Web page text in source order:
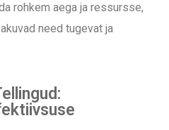
rohkem aega ja ressursse,
need tugevat ja